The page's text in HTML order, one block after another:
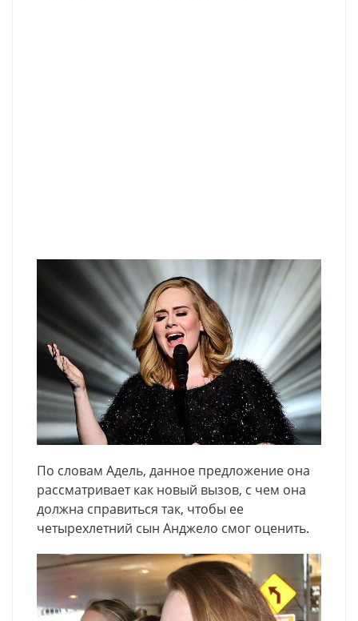
По словам Адель, данное предложение она
рассматривает как новый вызов, с чем она
должна справиться так, чтобы ее
четырехлетний сын Анджело смог оценить.